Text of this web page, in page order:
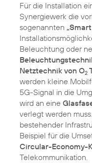
Für die Installation
Synergiewerk die
sogenannten
Beleuchtung oder
Netztechnik von O2
werden kleine
5G-Signal in die
wird an eine
verlegt werden
bestehender
Beispiel für die
Circular-Economy-
Telekommunikation.